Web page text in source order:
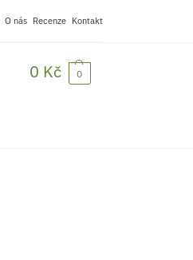
O nás Recenze Kontakt
0 Kč 0